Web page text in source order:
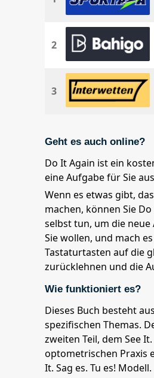
2
3
Geht es auch online?
Do It Again ist ein
eine Aufgabe für Sie
Wenn es etwas gibt,
machen, können Sie
selbst tun, um die
Sie wollen, und mach
Tastaturtasten auf die
zurücklehnen und die
Wie funktioniert es?
Dieses Buch besteht
spezifischen Themas.
zweiten Teil, dem See
optometrischen Praxis
It. Sag es. Tu es! Modell.